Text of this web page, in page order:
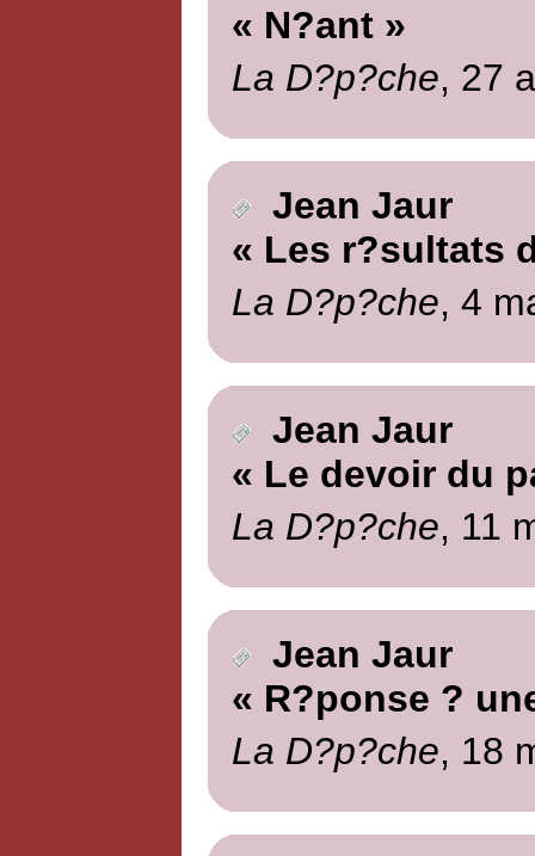
« N?ant »
La D?p?che, 27
Jean Jaur
« Les r?sultats
La D?p?che, 4
Jean Jaur
« Le devoir du
La D?p?che, 11
Jean Jaur
« R?ponse ?
La D?p?che, 18